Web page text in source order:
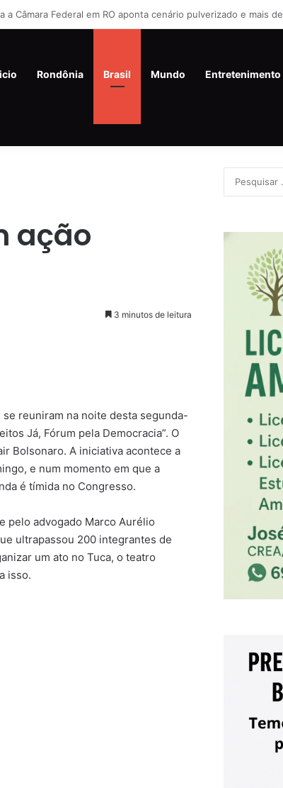
culpam governo Lula por rejeição do centrão e miram 2º turno
Rondônia Brasil Mundo Entretenimento
ação
3 minutos de leitura
reuniram na noite desta segunda-
Já, Fórum pela Democracia”. O
Bolsonaro. A iniciativa acontece a
e num momento em que a
é tímida no Congresso.
pelo advogado Marco Aurélio
ultrapassou 200 integrantes de
um ato no Tuca, o teatro
isso.